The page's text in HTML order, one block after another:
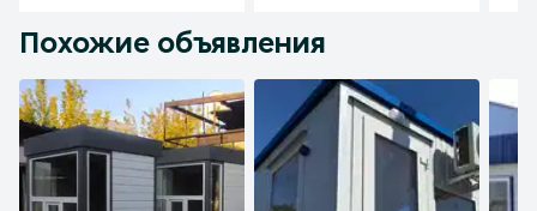
Похожие объявления